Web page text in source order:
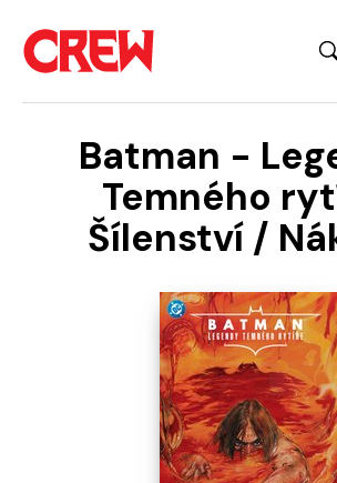
Batman -
Temného
Šílenství /